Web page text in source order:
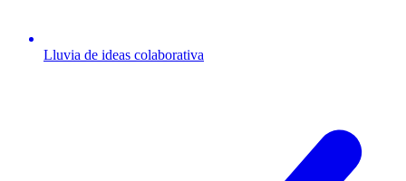
Lluvia de ideas colaborativa